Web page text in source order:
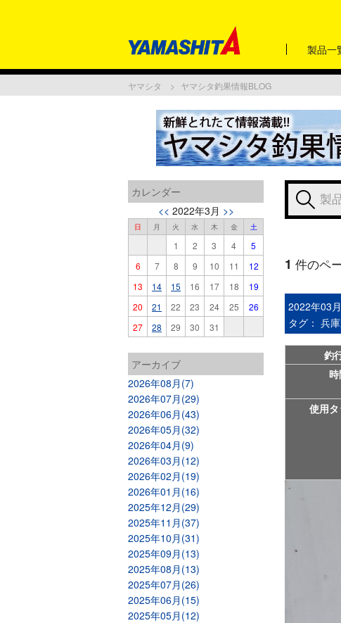
製品一
ヤマシタ ヤマシタ釣果情報BLOG
カレンダー
<< 2022年3月 >>
日 月 火 水 木 金 土
1 2 3 4
5
6
7 8 9 10 11
12
13
14 15 16 17 18
19
20
21 22 23 24 25
26
27
28 29 30 31
アーカイブ
2026年08月(7)
2026年07月(29)
2026年06月(43)
2026年05月(32)
2026年04月(9)
2026年03月(12)
2026年02月(19)
2026年01月(16)
2025年12月(29)
2025年11月(37)
2025年10月(31)
2025年09月(13)
2025年08月(13)
2025年07月(26)
2025年06月(15)
2025年05月(12)
1 件のペ
2022年03
タグ： 兵
釣
使用